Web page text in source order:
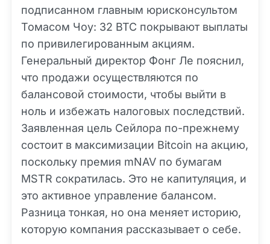
подписанном главным юрисконсультом
Томасом Чоу: 32 BTC покрывают выплаты
по привилегированным акциям.
Генеральный директор Фонг Ле пояснил,
что продажи осуществляются по
балансовой стоимости, чтобы выйти в
ноль и избежать налоговых последствий.
Заявленная цель Сейлора по-прежнему
состоит в максимизации Bitcoin на акцию,
поскольку премия mNAV по бумагам
MSTR сократилась. Это не капитуляция, и
это активное управление балансом.
Разница тонкая, но она меняет историю,
которую компания рассказывает о себе.